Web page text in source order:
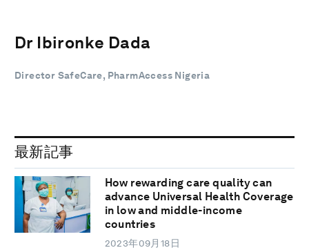
Dr Ibironke Dada
Director SafeCare, PharmAccess Nigeria
最新記事
How rewarding care quality can
advance Universal Health Coverage
in low and middle-income
countries
2023年09月18日